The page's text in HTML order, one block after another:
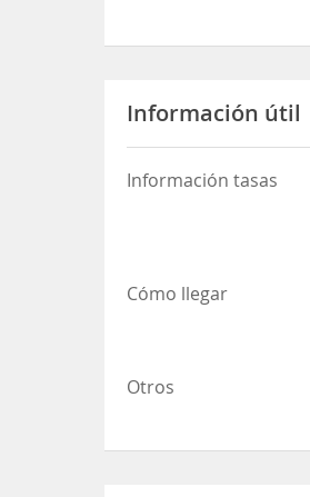
Información útil
Información tasas
Cómo llegar
Otros